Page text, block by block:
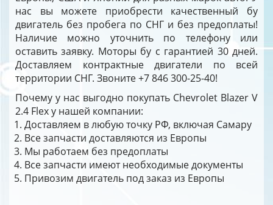
нас вы можете приобрести качественный бу
двигатель без пробега по СНГ и без предоплаты!
Наличие можно уточнить по телефону или
оставить заявку. Моторы бу с гарантией 30 дней.
Доставляем контрактные двигатели по всей
территории СНГ. Звоните +7 846 300-25-40!
Почему у нас выгодно покупать Chevrolet Blazer V
2.4 Flex у нашей компании:
Доставляем в любую точку РФ, включая Самару
Все запчасти доставляются из Европы
Мы работаем без предоплаты
Все запчасти имеют необходимые документы
Привозим двигатель под заказ из Европы